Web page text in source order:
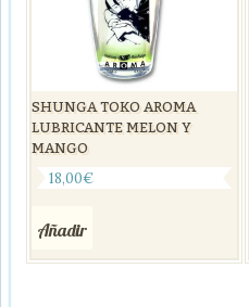
SHUNGA TOKO AROMA
LUBRICANTE MELON Y
MANGO
18,00€
Añadir